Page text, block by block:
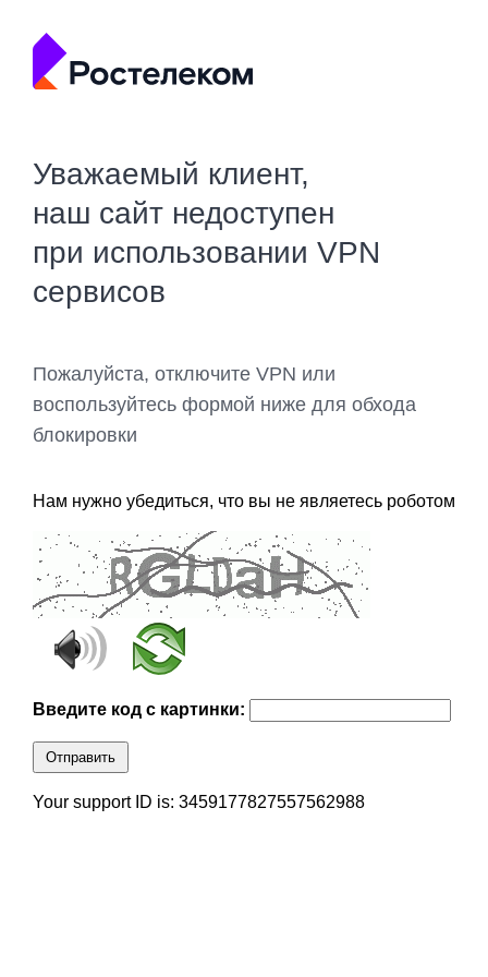
Уважаемый клиент,
наш сайт недоступен
при использовании VPN
сервисов
Пожалуйста, отключите VPN или
воспользуйтесь формой ниже для обхода
блокировки
Нам нужно убедиться, что вы не являетесь роботом
Введите код с картинки:
Отправить
Your support ID is: 3459177827557562988